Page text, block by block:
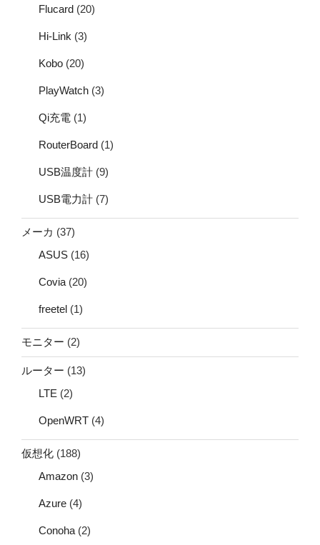
Flucard (20)
Hi-Link (3)
Kobo (20)
PlayWatch (3)
Qi充電 (1)
RouterBoard (1)
USB温度計 (9)
USB電力計 (7)
メーカ (37)
ASUS (16)
Covia (20)
freetel (1)
モニター (2)
ルーター (13)
LTE (2)
OpenWRT (4)
仮想化 (188)
Amazon (3)
Azure (4)
Conoha (2)